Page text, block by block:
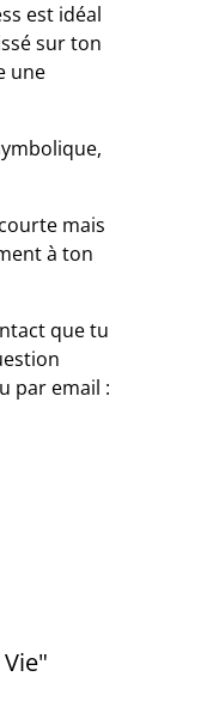
est idéal
sur ton
une
mais
à ton
que tu
par email :